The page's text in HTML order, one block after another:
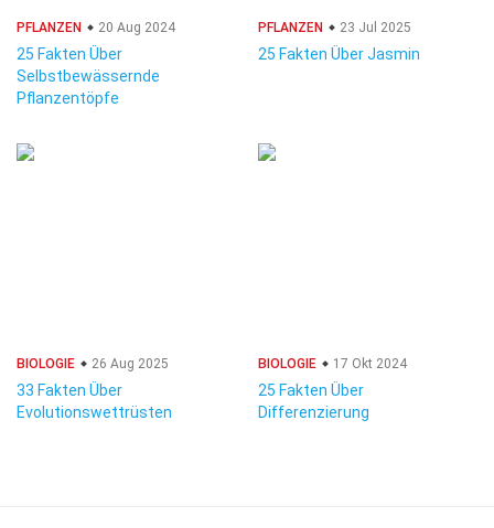
PFLANZEN 20 Aug 2024
25 Fakten Über
Selbstbewässernde
Pflanzentöpfe
PFLANZEN 23 Jul 2025
25 Fakten Über Jasmin
BIOLOGIE 26 Aug 2025
33 Fakten Über
Evolutionswettrüsten
BIOLOGIE 17 Okt 2024
25 Fakten Über
Differenzierung